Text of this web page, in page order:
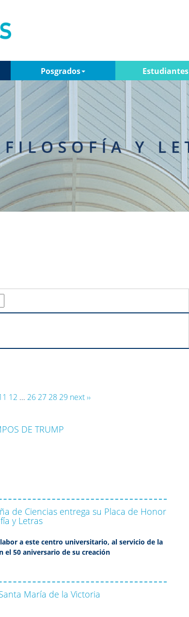
Posgrados Estudiantes
12 ... 26 27 28 29 next ››
DE TRUMP
de Ciencias entrega su Placa de Honor
y Letras
a este centro universitario, al servicio de la
el 50 aniversario de su creación
María de la Victoria